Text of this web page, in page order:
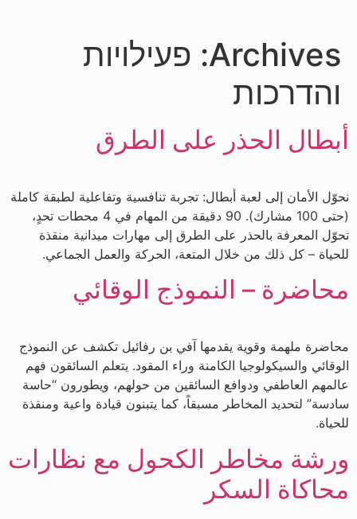
Archives: פעילויות
והדרכות
أبطال الحذر على الطرق
نحوّل الأمان إلى لعبة أبطال: تجربة تنافسية وتفاعلية لطبقة كاملة
(حتى 100 مشارك). 90 دقيقة من المهام في 4 محطات تحدٍ،
تحوّل المعرفة بالحذر على الطرق إلى مهارات ميدانية منقذة
للحياة – كل ذلك من خلال المتعة، الحركة والعمل الجماعي.
محاضرة – النموذج الوقائي
محاضرة ملهمة وقوية يقدمها آفي بن رفائيل تكشف عن النموذج
الوقائي والسيكولوجيا الكامنة وراء المقود. يتعلم السائقون فهم
عالمهم العاطفي ودوافع السائقين من حولهم، ويطورون “حاسة
سادسة” لتحديد المخاطر مسبقاً، كما يتبنون قيادة واعية ومنقذة
للحياة.
ورشة مخاطر الكحول مع نظارات
محاكاة السكر